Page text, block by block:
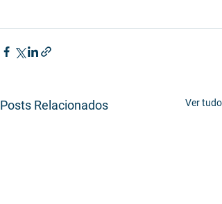
Posts Relacionados Ver tudo